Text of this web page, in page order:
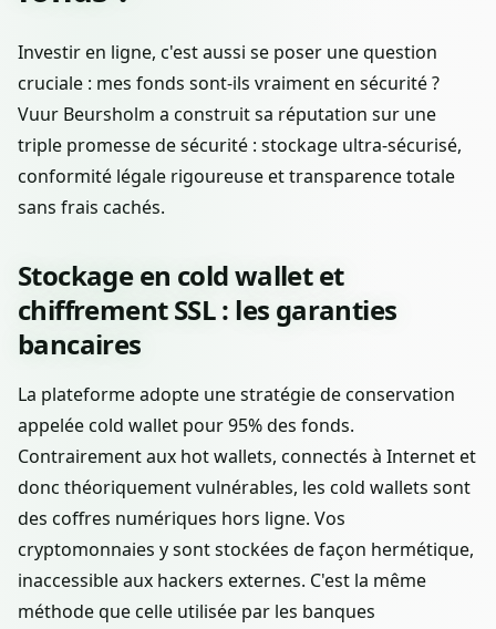
Investir en ligne, c'est aussi se poser une question
cruciale : mes fonds sont-ils vraiment en sécurité ?
Vuur Beursholm a construit sa réputation sur une
triple promesse de sécurité : stockage ultra-sécurisé,
conformité légale rigoureuse et transparence totale
sans frais cachés.
Stockage en cold wallet et
chiffrement SSL : les garanties
bancaires
La plateforme adopte une stratégie de conservation
appelée cold wallet pour 95% des fonds.
Contrairement aux hot wallets, connectés à Internet et
donc théoriquement vulnérables, les cold wallets sont
des coffres numériques hors ligne. Vos
cryptomonnaies y sont stockées de façon hermétique,
inaccessible aux hackers externes. C'est la même
méthode que celle utilisée par les banques